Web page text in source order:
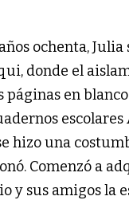
ochenta, Julia
donde el
páginas en
hizo una
Comenzó a
y sus amigos la